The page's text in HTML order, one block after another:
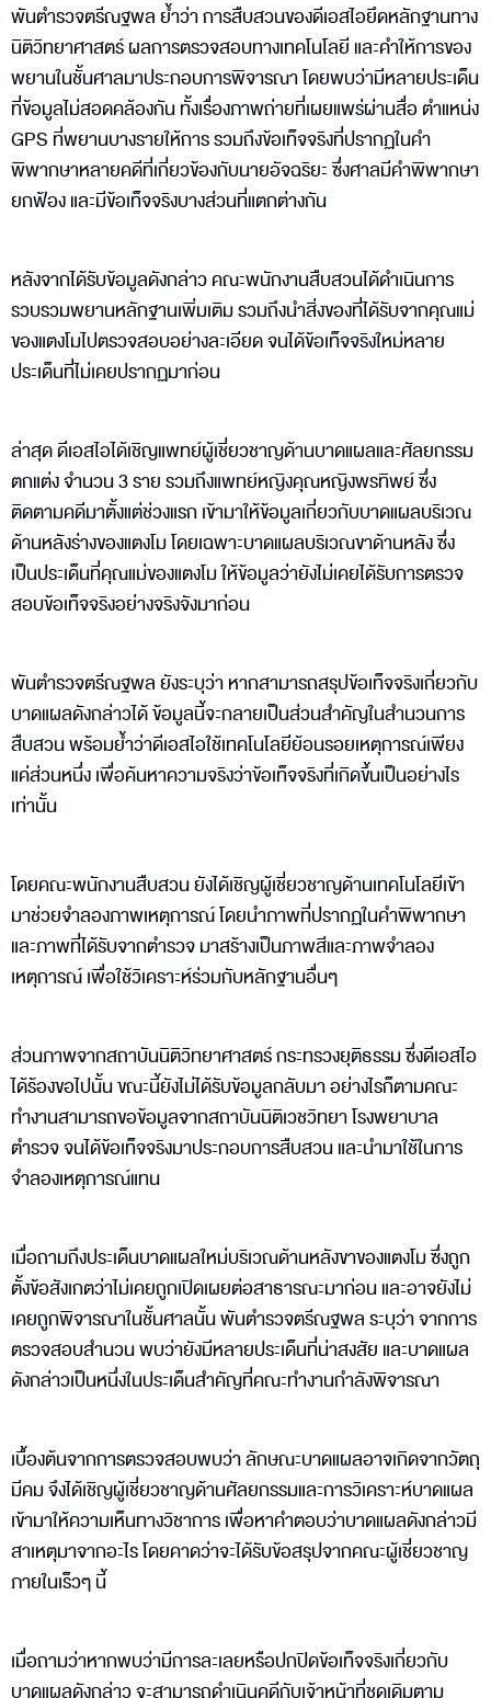
พันตำรวจตรีณฐพล ย้ำว่า การสืบสวนของดีเอสไอยึดหลักฐานทาง
นิติวิทยาศาสตร์ ผลการตรวจสอบทางเทคโนโลยี และคำให้การของ
พยานในชั้นศาลมาประกอบการพิจารณา โดยพบว่ามีหลายประเด็น
ที่ข้อมูลไม่สอดคล้องกัน ทั้งเรื่องภาพถ่ายที่เผยแพร่ผ่านสื่อ ตำแหน่ง
GPS ที่พยานบางรายให้การ รวมถึงข้อเท็จจริงที่ปรากฏในคำ
พิพากษาหลายคดีที่เกี่ยวข้องกับนายอัจฉริยะ ซึ่งศาลมีคำพิพากษา
ยกฟ้อง และมีข้อเท็จจริงบางส่วนที่แตกต่างกัน
หลังจากได้รับข้อมูลดังกล่าว คณะพนักงานสืบสวนได้ดำเนินการ
รวบรวมพยานหลักฐานเพิ่มเติม รวมถึงนำสิ่งของที่ได้รับจากคุณแม่
ของแตงโมไปตรวจสอบอย่างละเอียด จนได้ข้อเท็จจริงใหม่หลาย
ประเด็นที่ไม่เคยปรากฏมาก่อน
ล่าสุด ดีเอสไอได้เชิญแพทย์ผู้เชี่ยวชาญด้านบาดแผลและศัลยกรรม
ตกแต่ง จำนวน 3 ราย รวมถึงแพทย์หญิงคุณหญิงพรทิพย์ ซึ่ง
ติดตามคดีมาตั้งแต่ช่วงแรก เข้ามาให้ข้อมูลเกี่ยวกับบาดแผลบริเวณ
ด้านหลังร่างของแตงโม โดยเฉพาะบาดแผลบริเวณขาด้านหลัง ซึ่ง
เป็นประเด็นที่คุณแม่ของแตงโม ให้ข้อมูลว่ายังไม่เคยได้รับการตรวจ
สอบข้อเท็จจริงอย่างจริงจังมาก่อน
พันตำรวจตรีณฐพล ยังระบุว่า หากสามารถสรุปข้อเท็จจริงเกี่ยวกับ
บาดแผลดังกล่าวได้ ข้อมูลนี้จะกลายเป็นส่วนสำคัญในสำนวนการ
สืบสวน พร้อมย้ำว่าดีเอสไอใช้เทคโนโลยีย้อนรอยเหตุการณ์เพียง
แค่ส่วนหนึ่ง เพื่อค้นหาความจริงว่าข้อเท็จจริงที่เกิดขึ้นเป็นอย่างไร
เท่านั้น
โดยคณะพนักงานสืบสวน ยังได้เชิญผู้เชี่ยวชาญด้านเทคโนโลยีเข้า
มาช่วยจำลองภาพเหตุการณ์ โดยนำภาพที่ปรากฏในคำพิพากษา
และภาพที่ได้รับจากตำรวจ มาสร้างเป็นภาพสีและภาพจำลอง
เหตุการณ์ เพื่อใช้วิเคราะห์ร่วมกับหลักฐานอื่นๆ
ส่วนภาพจากสถาบันนิติวิทยาศาสตร์ กระทรวงยุติธรรม ซึ่งดีเอสไอ
ได้ร้องขอไปนั้น ขณะนี้ยังไม่ได้รับข้อมูลกลับมา อย่างไรก็ตามคณะ
ทำงานสามารถขอข้อมูลจากสถาบันนิติเวชวิทยา โรงพยาบาล
ตำรวจ จนได้ข้อเท็จจริงมาประกอบการสืบสวน และนำมาใช้ในการ
จำลองเหตุการณ์แทน
เมื่อถามถึงประเด็นบาดแผลใหม่บริเวณด้านหลังขาของแตงโม ซึ่งถูก
ตั้งข้อสังเกตว่าไม่เคยถูกเปิดเผยต่อสาธารณะมาก่อน และอาจยังไม่
เคยถูกพิจารณาในชั้นศาลนั้น พันตำรวจตรีณฐพล ระบุว่า จากการ
ตรวจสอบสำนวน พบว่ายังมีหลายประเด็นที่น่าสงสัย และบาดแผล
ดังกล่าวเป็นหนึ่งในประเด็นสำคัญที่คณะทำงานกำลังพิจารณา
เบื้องต้นจากการตรวจสอบพบว่า ลักษณะบาดแผลอาจเกิดจากวัตถุ
มีคม จึงได้เชิญผู้เชี่ยวชาญด้านศัลยกรรมและการวิเคราะห์บาดแผล
เข้ามาให้ความเห็นทางวิชาการ เพื่อหาคำตอบว่าบาดแผลดังกล่าวมี
สาเหตุมาจากอะไร โดยคาดว่าจะได้รับข้อสรุปจากคณะผู้เชี่ยวชาญ
ภายในเร็วๆ นี้
เมื่อถามว่าหากพบว่ามีการละเลยหรือปกปิดข้อเท็จจริงเกี่ยวกับ
บาดแผลดังกล่าว จะสามารถดำเนินคดีกับเจ้าหน้าที่ชุดเดิมตาม